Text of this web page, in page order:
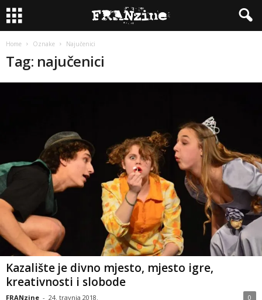
Home Oznake Najučenici
Tag: najučenici
Kazalište je divno mjesto, mjesto igre,
kreativnosti i slobode
FRANzine - 24. travnja 2018. 0